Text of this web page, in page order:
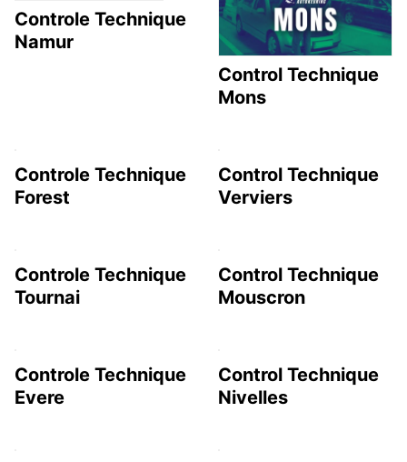
Controle Technique
Namur
Control Technique
Mons
Controle Technique
Forest
Control Technique
Verviers
Controle Technique
Tournai
Control Technique
Mouscron
Controle Technique
Evere
Control Technique
Nivelles